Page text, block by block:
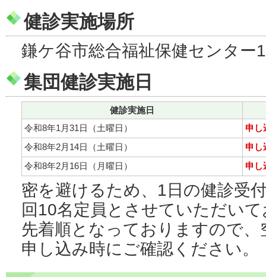
健診実施場所
鎌ケ谷市総合福祉保健センター
集団健診実施日
健診実施日
令和8年1月31日（土曜日）
申し
令和8年2月14日（土曜日）
申し
令和8年2月16日（月曜日）
申し
密を避けるため、1日の健診受
回10名定員とさせていただい
先着順となっておりますので
申し込み時にご確認ください。